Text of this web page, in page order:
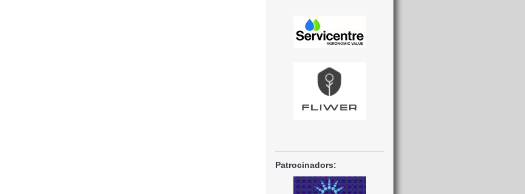
Patrocinadors: